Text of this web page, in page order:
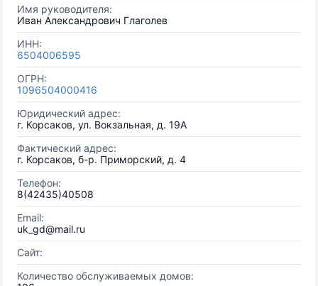
Имя руководителя:
Иван Александрович Глаголев
ИНН:
6504006595
ОГРН:
1096504000416
Юридический адрес:
г. Корсаков, ул. Вокзальная, д. 19А
Фактический адрес:
г. Корсаков, б-р. Приморский, д. 4
Телефон:
8(42435)40508
Email:
uk_gd@mail.ru
Сайт:
Количество обслуживаемых домов: